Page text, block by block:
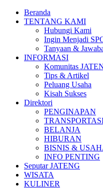
Beranda
TENTANG KAMI
Hubungi Kami
Ingin Menjadi
Tanyaan &
INFORMASI
Komunitas
Tips & Artikel
Peluang Usaha
Kisah Sukses
Direktori
PENGINAPAN
BELANJA
HIBURAN
BISNIS &
INFO PENTING
Seputar JATENG
WISATA
KULINER